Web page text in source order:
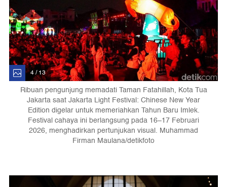
4 / 13
Ribuan pengunjung memadati Taman Fatahillah, Kota Tua
Jakarta saat Jakarta Light Festival: Chinese New Year
Edition digelar untuk memeriahkan Tahun Baru Imlek.
Festival cahaya ini berlangsung pada 16–17 Februari
2026, menghadirkan pertunjukan visual. Muhammad
Firman Maulana/detikfoto